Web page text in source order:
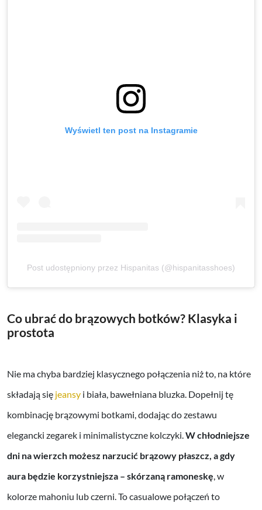
Wyświetl ten post na Instagramie
Post udostępniony przez Hispanitas (@hispanitasshoes)
Co ubrać do brązowych botków? Klasyka i
prostota
Nie ma chyba bardziej klasycznego połączenia niż to, na które
składają się jeansy i biała, bawełniana bluzka. Dopełnij tę
kombinację brązowymi botkami, dodając do zestawu
elegancki zegarek i minimalistyczne kolczyki. W chłodniejsze
dni na wierzch możesz narzucić brązowy płaszcz, a gdy
aura będzie korzystniejsza – skórzaną ramoneskę , w
kolorze mahoniu lub czerni. To casualowe połączeń to